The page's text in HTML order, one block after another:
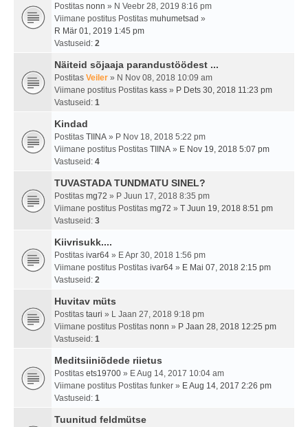
Postitas nonn » N Veebr 28, 2019 8:16 pm
Viimane postitus Postitas muhumetsad »
R Mär 01, 2019 1:45 pm
Vastuseid: 2
Näiteid sõjaaja parandustöödest ...
Postitas Veiler » N Nov 08, 2018 10:09 am
Viimane postitus Postitas kass » P Dets 30, 2018 11:23 pm
Vastuseid: 1
Kindad
Postitas TIINA » P Nov 18, 2018 5:22 pm
Viimane postitus Postitas TIINA » E Nov 19, 2018 5:07 pm
Vastuseid: 4
TUVASTADA TUNDMATU SINEL?
Postitas mg72 » P Juun 17, 2018 8:35 pm
Viimane postitus Postitas mg72 » T Juun 19, 2018 8:51 pm
Vastuseid: 3
Kiivrisukk....
Postitas ivar64 » E Apr 30, 2018 1:56 pm
Viimane postitus Postitas ivar64 » E Mai 07, 2018 2:15 pm
Vastuseid: 2
Huvitav müts
Postitas tauri » L Jaan 27, 2018 9:18 pm
Viimane postitus Postitas nonn » P Jaan 28, 2018 12:25 pm
Vastuseid: 1
Meditsiiniõdede riietus
Postitas ets19700 » E Aug 14, 2017 10:04 am
Viimane postitus Postitas funker » E Aug 14, 2017 2:26 pm
Vastuseid: 1
Tuunitud feldmütse